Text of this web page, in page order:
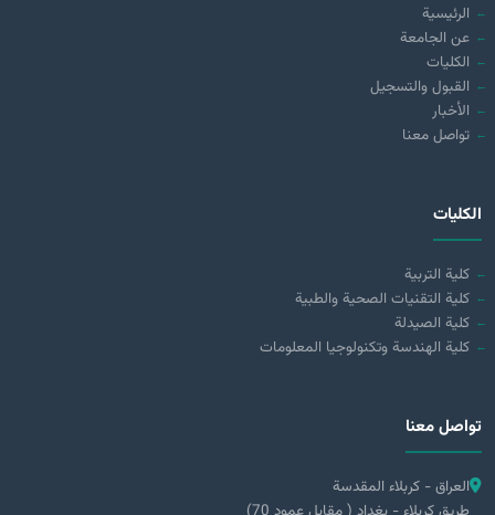
الرئيسية
عن الجامعة
الكليات
القبول والتسجيل
الأخبار
تواصل معنا
الكليات
كلية التربية
كلية التقنيات الصحية والطبية
كلية الصيدلة
كلية الهندسة وتكنولوجيا المعلومات
تواصل معنا
العراق - كربلاء المقدسة